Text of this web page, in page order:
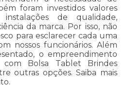
foram investidos valores
instalações de qualidade,
da marca. Por isso, não
para esclarecer cada uma
nossos funcionários. Além
o empreendimento
Bolsa Tablet Brindes
outras opções. Saiba mais